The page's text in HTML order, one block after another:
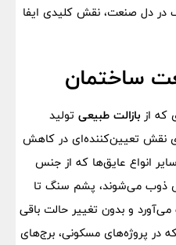
دل صنعت، نقش کلیدی ایفا
ساختمان
که از بازالت طبیعی تولید
نقش تعیین‌کننده‌ای در کاهش
انواع عایق‌ها که از جنس
ذوب می‌شوند، پشم سنگ تا
می‌آورد و بدون تغییر حالت باقی
در پروژه‌های مسکونی، برج‌های